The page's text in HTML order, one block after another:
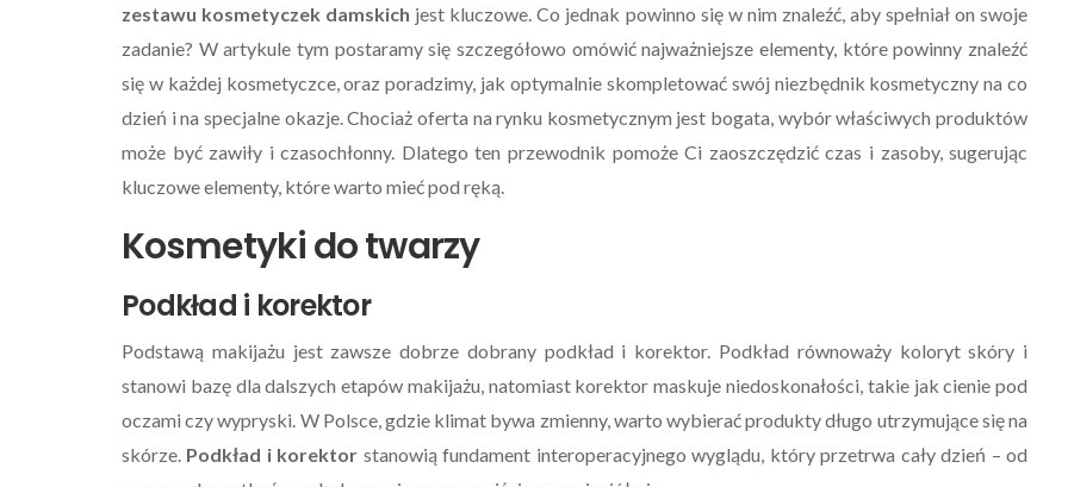
zestawu kosmetyczek damskich jest kluczowe. Co jednak powinno się w nim znaleźć, aby spełniał on swoje
zadanie? W artykule tym postaramy się szczegółowo omówić najważniejsze elementy, które powinny znaleźć
się w każdej kosmetyczce, oraz poradzimy, jak optymalnie skompletować swój niezbędnik kosmetyczny na co
dzień i na specjalne okazje. Chociaż oferta na rynku kosmetycznym jest bogata, wybór właściwych produktów
może być zawiły i czasochłonny. Dlatego ten przewodnik pomoże Ci zaoszczędzić czas i zasoby, sugerując
kluczowe elementy, które warto mieć pod ręką.
Kosmetyki do twarzy
Podkład i korektor
Podstawą makijażu jest zawsze dobrze dobrany podkład i korektor. Podkład równoważy koloryt skóry i
stanowi bazę dla dalszych etapów makijażu, natomiast korektor maskuje niedoskonałości, takie jak cienie pod
oczami czy wypryski. W Polsce, gdzie klimat bywa zmienny, warto wybierać produkty długo utrzymujące się na
skórze. Podkład i korektor stanowią fundament interoperacyjnego wyglądu, który przetrwa cały dzień – od
SALON KOSMETYCZNY